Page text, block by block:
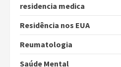
residencia medica
Residência nos EUA
Reumatologia
Saúde Mental